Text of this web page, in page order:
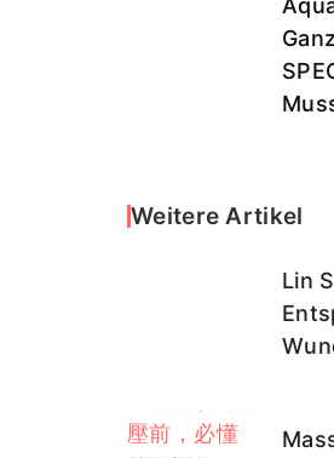
Weitere Artikel
Lin